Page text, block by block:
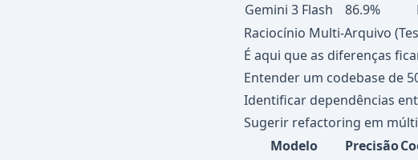
Gemini 3 Flash
86.9%
Raciocínio Multi-Arquivo
É aqui que as diferenças
Entender um codebase de
Identificar dependências
Sugerir refactoring em
Modelo
Precisão